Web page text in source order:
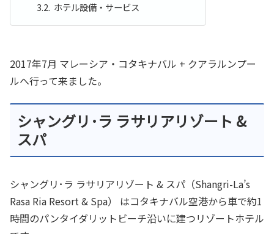
ホテル設備・サービス
2017年7月 マレーシア・コタキナバル + クアラルンプー
ルへ行って来ました。
シャングリ･ラ ラサリアリゾート &
スパ
シャングリ･ラ ラサリアリゾート & スパ（Shangri-La’s
Rasa Ria Resort & Spa） はコタキナバル空港から車で約1
時間のパンタイダリットビーチ沿いに建つリゾートホテル